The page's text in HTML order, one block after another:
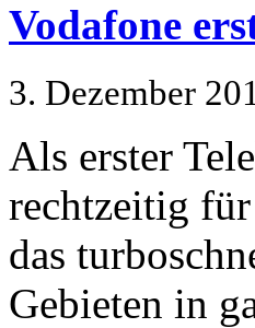
Vodafone
3. Dezember
Als erster
rechtzeitig für
das
Gebieten in